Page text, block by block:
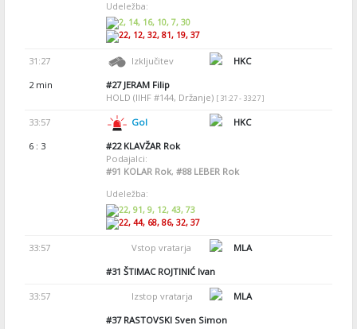
Udeležba:
2, 14, 16, 10, 7, 30
22, 12, 32, 81, 19, 37
31:27 Izključitev
HKC
2 min
#27JERAM Filip
HOLD (IIHF #144, Držanje) [ 31:27 - 33:27 ]
33:57 Gol
HKC
6 : 3
#22KLAVŽAR Rok
Podajalci:
#91 KOLAR Rok, #88LEBER Rok
Udeležba:
22, 91, 9, 12, 43, 73
22, 44, 68, 86, 32, 37
33:57 Vstop vratarja
MLA
#31 ŠTIMAC ROJTINIĆ Ivan
33:57 Izstop vratarja
MLA
#37RASTOVSKI Sven Simon